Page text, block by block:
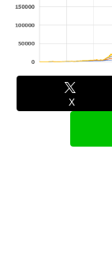
X